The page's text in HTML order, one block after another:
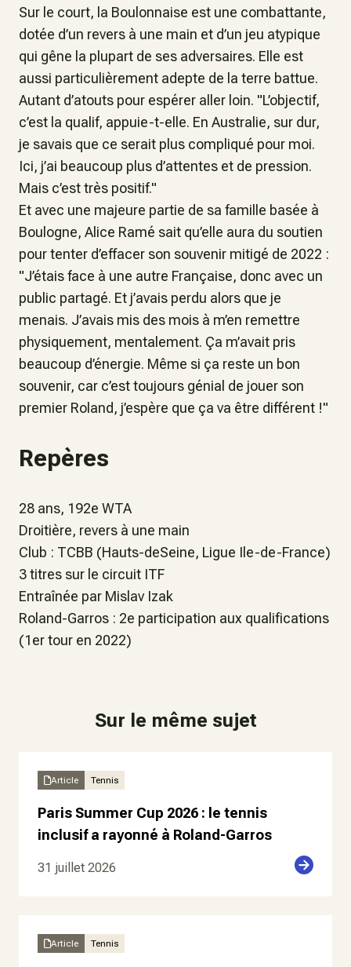
Sur le court, la Boulonnaise est une combattante,
dotée d’un revers à une main et d’un jeu atypique
qui gêne la plupart de ses adversaires. Elle est
aussi particulièrement adepte de la terre battue.
Autant d’atouts pour espérer aller loin. "L’objectif,
c’est la qualif, appuie-t-elle. En Australie, sur dur,
je savais que ce serait plus compliqué pour moi.
Ici, j’ai beaucoup plus d’attentes et de pression.
Mais c’est très positif."
Et avec une majeure partie de sa famille basée à
Boulogne, Alice Ramé sait qu’elle aura du soutien
pour tenter d’effacer son souvenir mitigé de 2022 :
"J’étais face à une autre Française, donc avec un
public partagé. Et j’avais perdu alors que je
menais. J’avais mis des mois à m’en remettre
physiquement, mentalement. Ça m’avait pris
beaucoup d’énergie. Même si ça reste un bon
souvenir, car c’est toujours génial de jouer son
premier Roland, j’espère que ça va être différent !"
Repères
28 ans, 192e WTA
Droitière, revers à une main
Club : TCBB (Hauts-deSeine, Ligue Ile-de-France)
3 titres sur le circuit ITF
Entraînée par Mislav Izak
Roland-Garros : 2e participation aux qualifications
(1er tour en 2022)
Sur le même sujet
Article Tennis
Paris Summer Cup 2026 : le tennis
inclusif a rayonné à Roland-Garros
31 juillet 2026
Article Tennis